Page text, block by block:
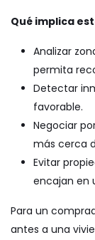
Qué implica
Analizar
permita
Detectar
favorable.
Negociar
más cerca
Evitar
encajan en
Para un
antes a una